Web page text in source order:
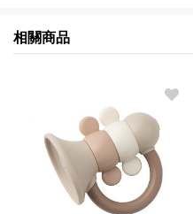
相關商品